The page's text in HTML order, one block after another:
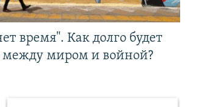
время". Как долго будет
между миром и войной?